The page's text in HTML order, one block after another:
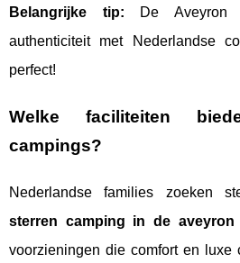
Belangrijke tip: De Aveyron
authenticiteit met Nederlandse
perfect!
Welke faciliteiten
campings?
Nederlandse families zoeken
sterren camping in de aveyron
voorzieningen die comfort en luxe